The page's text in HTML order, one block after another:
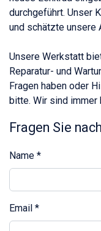
durchgeführt. Unser
und schätzte unsere
Unsere Werkstatt
Reparatur- und
Fragen haben oder
bitte. Wir sind
Fragen Sie
Name *
Email *